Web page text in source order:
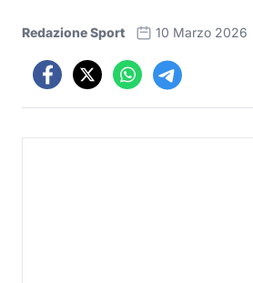
Redazione Sport 10 Marzo 2026